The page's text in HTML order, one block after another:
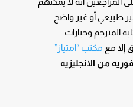
طبيعي أو غير واضح
المترجم وخيارات
إلا مع مكتب “امتياز”
من الانجليزيه